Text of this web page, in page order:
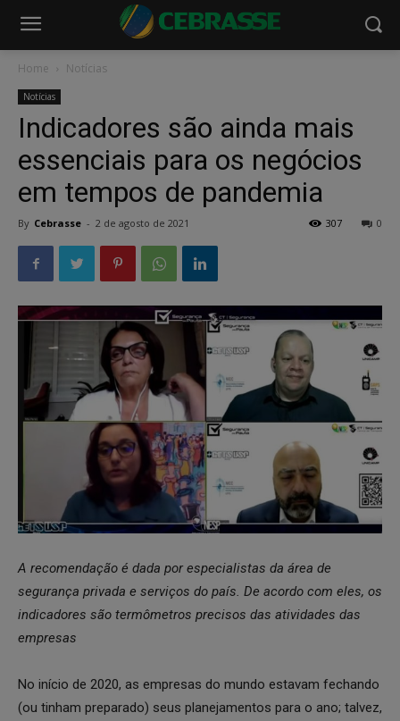
Home Notícias
Notícias
Indicadores são ainda mais
essenciais para os negócios
em tempos de pandemia
By Cebrasse - 2 de agosto de 2021 0
307
A recomendação é dada por especialistas da área de
segurança privada e serviços do país. De acordo com eles, os
indicadores são termômetros precisos das atividades das
empresas
No início de 2020, as empresas do mundo estavam fechando
(ou tinham preparado) seus planejamentos para o ano; talvez,